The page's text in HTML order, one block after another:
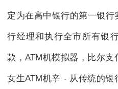
定为在高中银行的第一银
行经理和执行全市所有银
款，ATM机模拟器，比尔
女生ATM机辛 - 从传统的